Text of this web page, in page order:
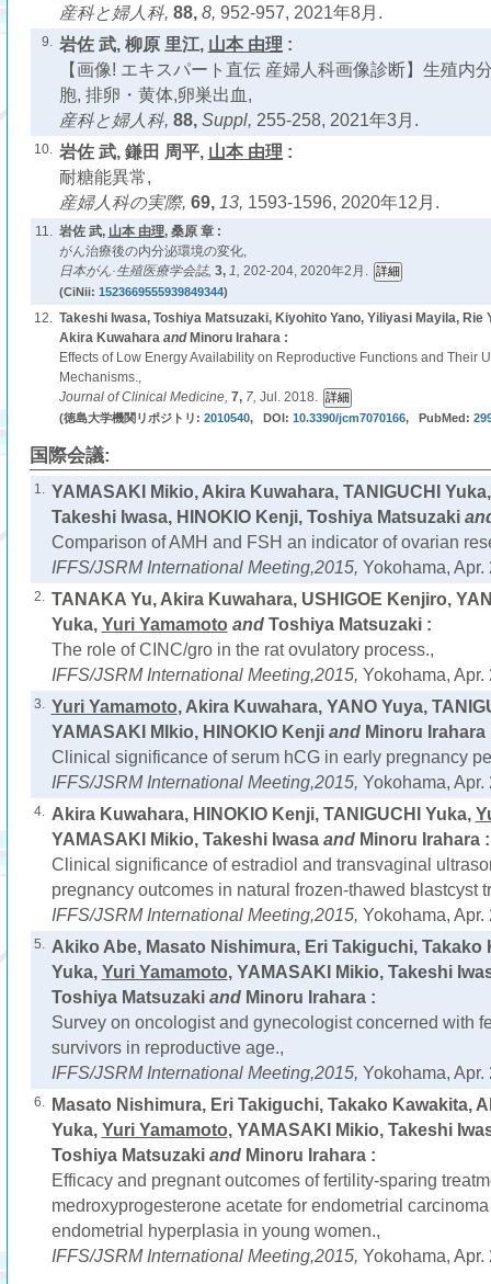
産科と婦人科, 88, 8, 952-957, 2021年8月.
9. 岩佐 武, 柳原 里江, 山本 由理 :
【画像! エキスパート直伝 産婦人科画像診断】生殖内
胞, 排卵・黄体,卵巣出血,
産科と婦人科, 88, Suppl, 255-258, 2021年3月.
10. 岩佐 武, 鎌田 周平, 山本 由理 :
耐糖能異常,
産婦人科の実際, 69, 13, 1593-1596, 2020年12月.
11. 岩佐 武, 山本 由理, 桑原 章 :
がん治療後の内分泌環境の変化,
日本がん·生殖医療学会誌, 3, 1, 202-204, 2020年2月.
(CiNii: 1523669555939849344)
12. Takeshi Iwasa, Toshiya Matsuzaki, Kiyohito Yano, Yiliyasi Mayila, Rie
Akira Kuwaharaand Minoru Irahara :
Effects of Low Energy Availability on Reproductive Functions and Their
Mechanisms.,
Journal of Clinical Medicine, 7, 7, Jul. 2018.
(徳島大学機関リポジトリ: 2010540, DOI: 10.3390/jcm7070166, PubMed:
国際会議:
1. YAMASAKI Mikio, Akira Kuwahara, TANIGUCHI
Takeshi Iwasa, HINOKIO Kenji, Toshiya Matsuzaki
Comparison of AMH and FSH an indicator of ovarian
IFFS/JSRM International Meeting,2015, Yokohama, Apr.
2. TANAKA Yu, Akira Kuwahara, USHIGOE Kenjiro,
Yuka, Yuri Yamamoto and Toshiya Matsuzaki :
The role of CINC/gro in the rat ovulatory process.,
IFFS/JSRM International Meeting,2015, Yokohama, Apr.
3. Yuri Yamamoto, Akira Kuwahara, YANO Yuya,
YAMASAKI MIkio, HINOKIO Kenjiand Minoru Irahara
Clinical significance of serum hCG in early pregnancy
IFFS/JSRM International Meeting,2015, Yokohama, Apr.
4. Akira Kuwahara, HINOKIO Kenji, TANIGUCHI Yuka,
YAMASAKI Mikio, Takeshi Iwasaand Minoru Irahara :
Clinical significance of estradiol and transvaginal
pregnancy outcomes in natural frozen-thawed blastcyst
IFFS/JSRM International Meeting,2015, Yokohama, Apr.
5. Akiko Abe, Masato Nishimura, Eri Takiguchi, Takako
Yuka, Yuri Yamamoto, YAMASAKI Mikio, Takeshi
Toshiya Matsuzakiand Minoru Irahara :
Survey on oncologist and gynecologist concerned with
survivors in reproductive age.,
IFFS/JSRM International Meeting,2015, Yokohama, Apr.
6.
Masato Nishimura, Eri Takiguchi, Takako Kawakita,
Yuka, Yuri Yamamoto, YAMASAKI Mikio, Takeshi
Toshiya Matsuzakiand Minoru Irahara :
Efficacy and pregnant outcomes of fertility-sparing
medroxyprogesterone acetate for endometrial
endometrial hyperplasia in young women.,
IFFS/JSRM International Meeting,2015, Yokohama, Apr.